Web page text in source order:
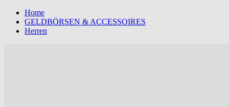
Home
GELDBÖRSEN & ACCESSOIRES
Herren